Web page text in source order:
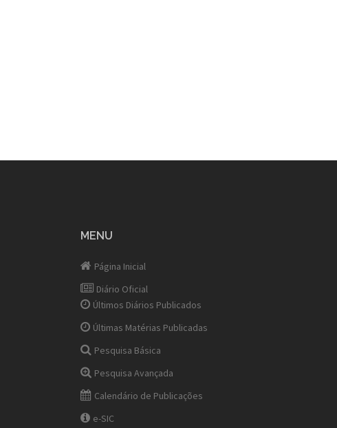
MENU
Página Inicial
Diário Oficial
Últimos Diários Publicados
Últimas Matérias Publicadas
Pesquisa Básica
Pesquisa Avançada
Calendário de Publicações
e-SIC